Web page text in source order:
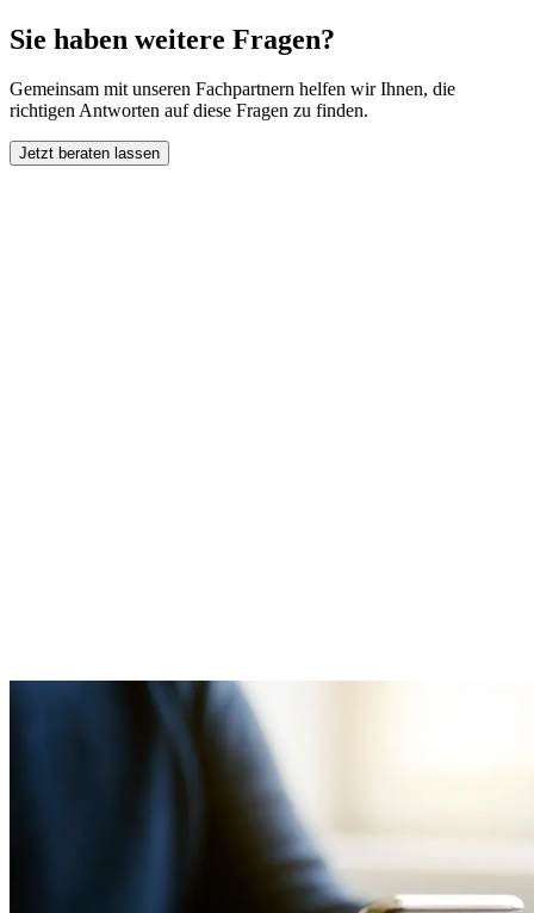
Sie haben weitere Fragen?
Gemeinsam mit unseren Fachpartnern helfen wir Ihnen, die
richtigen Antworten auf diese Fragen zu finden.
Jetzt beraten lassen